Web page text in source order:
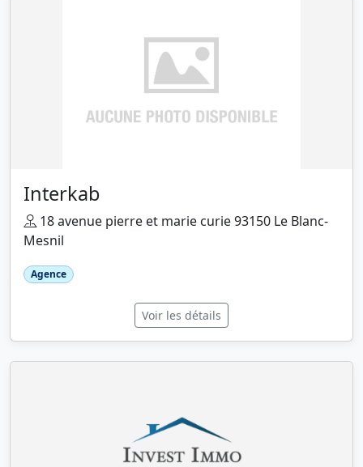
Interkab
18 avenue pierre et marie curie 93150 Le Blanc-
Mesnil
Agence
Voir les détails